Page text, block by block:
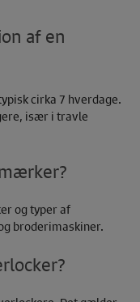
af en
cirka 7 hverdage.
især i travle
og typer af
broderimaskiner.